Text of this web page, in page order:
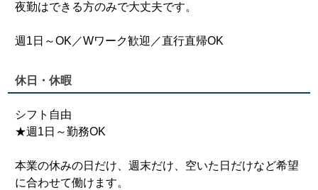
夜勤はできる方のみで大丈夫です。
週1日～OK／Wワーク歓迎／直行直帰OK
休日・休暇
シフト自由
★週1日～勤務OK
本業の休みの日だけ、週末だけ、空いた日だけなど希望
に合わせて働けます。